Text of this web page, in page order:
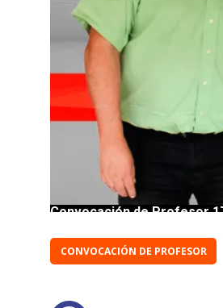
CONVOCACIÓN DE PROFESOR